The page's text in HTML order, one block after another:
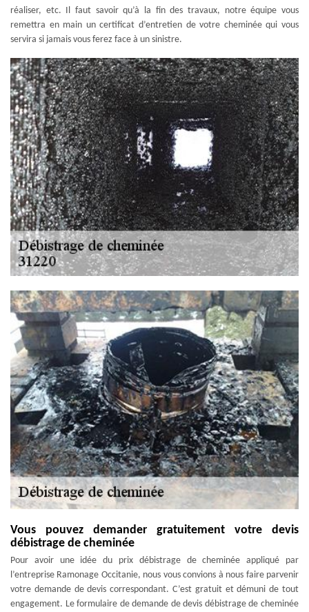
réaliser, etc. Il faut savoir qu’à la fin des travaux, notre équipe vous
remettra en main un certificat d’entretien de votre cheminée qui vous
servira si jamais vous ferez face à un sinistre.
Vous pouvez demander gratuitement votre devis
débistrage de cheminée
Pour avoir une idée du prix débistrage de cheminée appliqué par
l’entreprise Ramonage Occitanie, nous vous convions à nous faire parvenir
votre demande de devis correspondant. C’est gratuit et démuni de tout
engagement. Le formulaire de demande de devis débistrage de cheminée